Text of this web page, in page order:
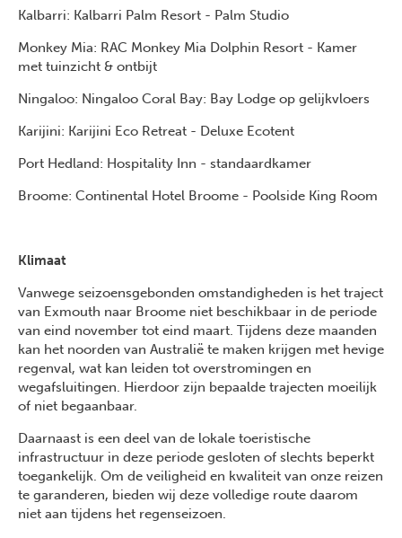
Kalbarri: Kalbarri Palm Resort - Palm Studio
Monkey Mia: RAC Monkey Mia Dolphin Resort - Kamer
met tuinzicht & ontbijt
Ningaloo: Ningaloo Coral Bay: Bay Lodge op gelijkvloers
Karijini: Karijini Eco Retreat - Deluxe Ecotent
Port Hedland: Hospitality Inn - standaardkamer
Broome: Continental Hotel Broome - Poolside King Room
Klimaat
Vanwege seizoensgebonden omstandigheden is het traject
van Exmouth naar Broome niet beschikbaar in de periode
van eind november tot eind maart. Tijdens deze maanden
kan het noorden van Australië te maken krijgen met hevige
regenval, wat kan leiden tot overstromingen en
wegafsluitingen. Hierdoor zijn bepaalde trajecten moeilijk
of niet begaanbaar.
Daarnaast is een deel van de lokale toeristische
infrastructuur in deze periode gesloten of slechts beperkt
toegankelijk. Om de veiligheid en kwaliteit van onze reizen
te garanderen, bieden wij deze volledige route daarom
niet aan tijdens het regenseizoen.